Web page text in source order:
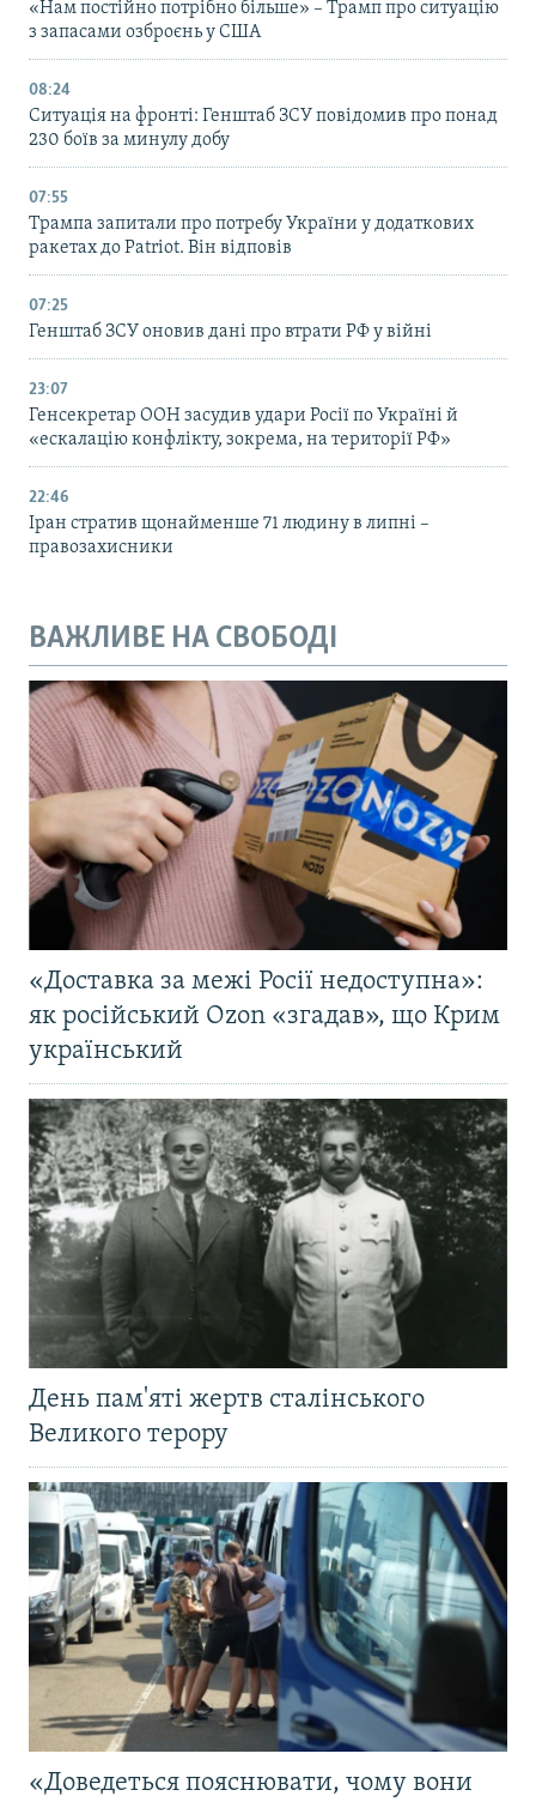
«Нам постійно потрібно більше» – Трамп про ситуацію
з запасами озброєнь у США
08:24
Ситуація на фронті: Генштаб ЗСУ повідомив про понад
230 боїв за минулу добу
07:55
Трампа запитали про потребу України у додаткових
ракетах до Patriot. Він відповів
07:25
Генштаб ЗСУ оновив дані про втрати РФ у війні
23:07
Генсекретар ООН засудив удари Росії по Україні й
«ескалацію конфлікту, зокрема, на території РФ»
22:46
Іран стратив щонайменше 71 людину в липні –
правозахисники
ВАЖЛИВЕ НА СВОБОДІ
«Доставка за межі Росії недоступна»:
як російський Ozon «згадав», що Крим
український
День пам'яті жертв сталінського
Великого терору
«Доведеться пояснювати, чому вони